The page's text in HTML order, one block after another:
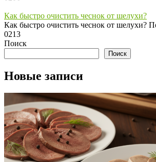
Как быстро очистить чеснок от шелухи?
Как быстро очистить чеснок от шелухи?
0213
Поиск
Поиск
Новые записи